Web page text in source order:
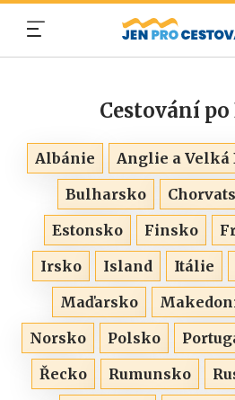
Cestování po
Albánie Anglie a Velká
Bulharsko
Estonsko
Finsko
Irsko
Island Itálie
Maďarsko
Norsko
Polsko
Řecko
Rumunsko